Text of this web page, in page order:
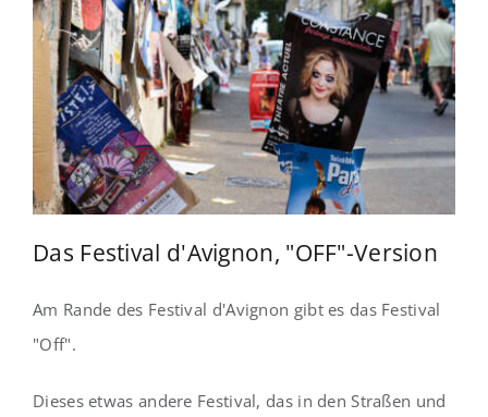
Das Festival d'Avignon, "OFF"-Version
Am Rande des Festival d'Avignon gibt es das Festival
"Off".
Dieses etwas andere Festival, das in den Straßen und